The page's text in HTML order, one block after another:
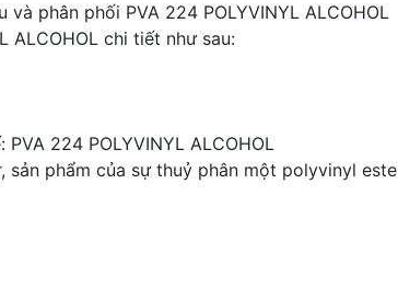
và phân phối PVA 224 POLYVINYL ALCOHOL
ALCOHOL chi tiết như sau:
224 POLYVINYL ALCOHOL
sản phẩm của sự thuỷ phân một polyvinyl este